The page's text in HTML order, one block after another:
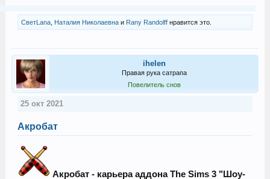
СветLana, Наталия Николаевнаи Rany Randolffнравится это.
ihelen
Правая рука сатрапа
Повелитель снов
25 окт 2021
Акробат
Акробат - карьера аддона The Sims 3 "Шоу-